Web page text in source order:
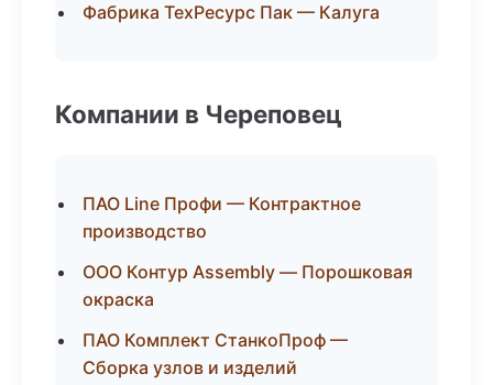
Фабрика ТехРесурс Пак — Калуга
Компании в Череповец
ПАО Line Профи — Контрактное
производство
ООО Контур Assembly — Порошковая
окраска
ПАО Комплект СтанкоПроф —
Сборка узлов и изделий